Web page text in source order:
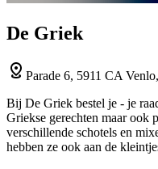
De Griek
Parade 6, 5911 CA
Bij De Griek bestel je - je
Griekse gerechten maar ook
verschillende schotels en
hebben ze ook aan de